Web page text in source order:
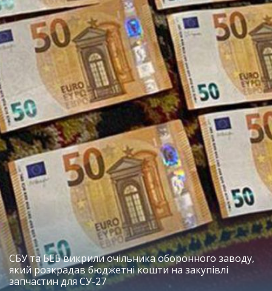
СБУ та БЕБ викрили очільника оборонного заводу,
який розкрадав бюджетні кошти на закупівлі
запчастин для СУ-27